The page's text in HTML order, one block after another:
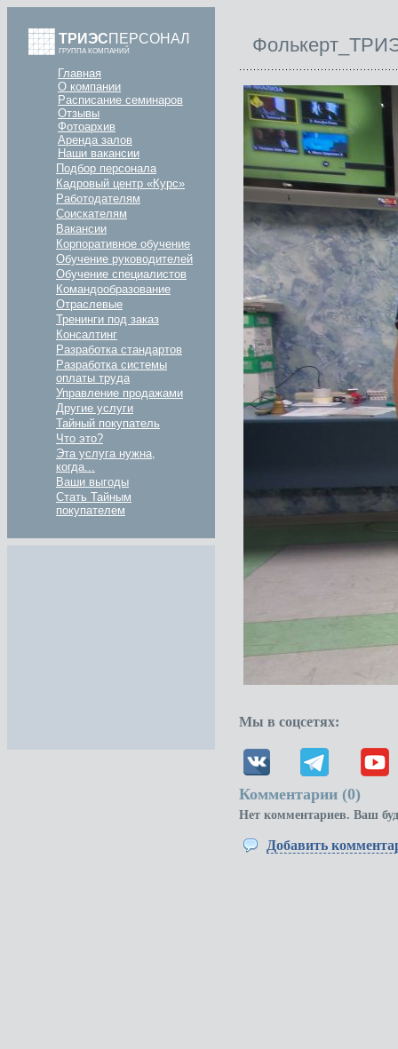
ТРИЭСПЕРСОНАЛ
ГРУППА КОМПАНИЙ
Главная
О компании
Расписание семинаров
Отзывы
Фотоархив
Аренда залов
Наши вакансии
Подбор персонала
Кадровый центр «Курс»
Работодателям
Соискателям
Вакансии
Корпоративное обучение
Обучение руководителей
Обучение специалистов
Командообразование
Отраслевые
Тренинги под заказ
Консалтинг
Разработка стандартов
Разработка системы
оплаты труда
Управление продажами
Другие услуги
Тайный покупатель
Что это?
Эта услуга нужна,
когда...
Ваши выгоды
Стать Тайным
покупателем
Мы в соцсетях:
Комментарии (0)
Нет комментариев. Ваш
Добавить